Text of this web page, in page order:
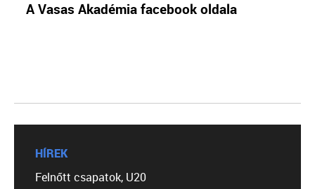
A Vasas Akadémia facebook oldala
HÍREK
Felnőtt csapatok, U20